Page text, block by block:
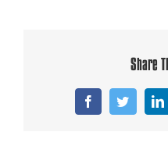
Share
FacebookTwitter